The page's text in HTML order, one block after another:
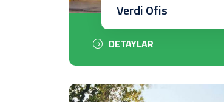
DETAYLAR
Verdi Ofis